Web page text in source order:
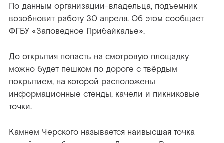
По данным организации-владельца, подъемник
возобновит работу 30 апреля. Об этом сообщает
ФГБУ «Заповедное Прибайкалье».
До открытия попасть на смотровую площадку
можно будет пешком по дороге с твёрдым
покрытием, на которой расположены
информационные стенды, качели и пикниковые
точки.
Камнем Черского называется наивысшая точка